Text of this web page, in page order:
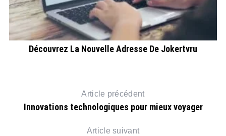
Découvrez La Nouvelle Adresse De Jokertvru
Article précédent
Innovations technologiques pour mieux voyager
Article suivant